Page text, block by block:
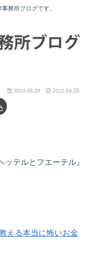
務所ブログです。
2014.08.28 2011.04.25
テルとフエーテル』
える本当に怖いお金